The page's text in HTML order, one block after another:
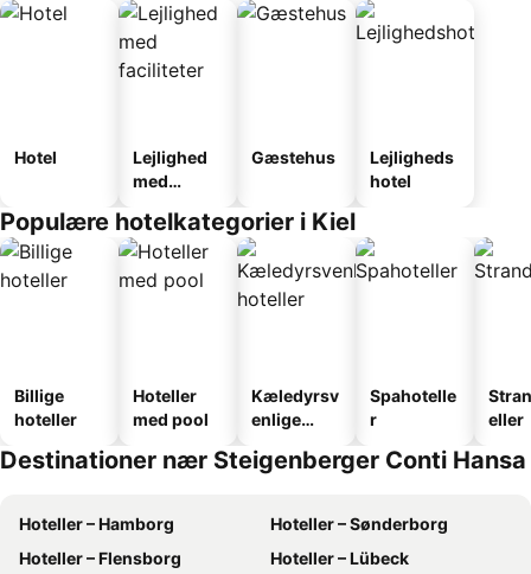
Hotel
Lejlighed
med
Gæstehus
Lejligheds
hotel
Populære hotelkategorier i Kiel
Billige
hoteller
Hoteller
med pool
Kæledyrsv
enlige
Spahotelle
r
eller
Destinationer nær Steigenberger Conti Hansa
Hoteller – Hamborg
Hoteller – Sønderborg
Hoteller – Flensborg
Hoteller – Lübeck